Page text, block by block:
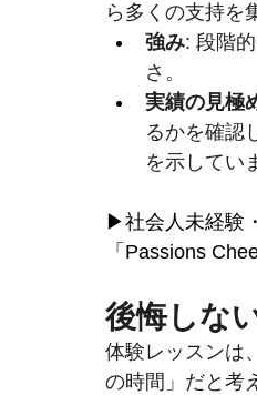
ら多くの支持を
強み: 段階
さ。
実績の見極
るかを確認
を示してい
▶社会人未経験
「Passions
後悔しな
体験レッスンは
の時間」だと考